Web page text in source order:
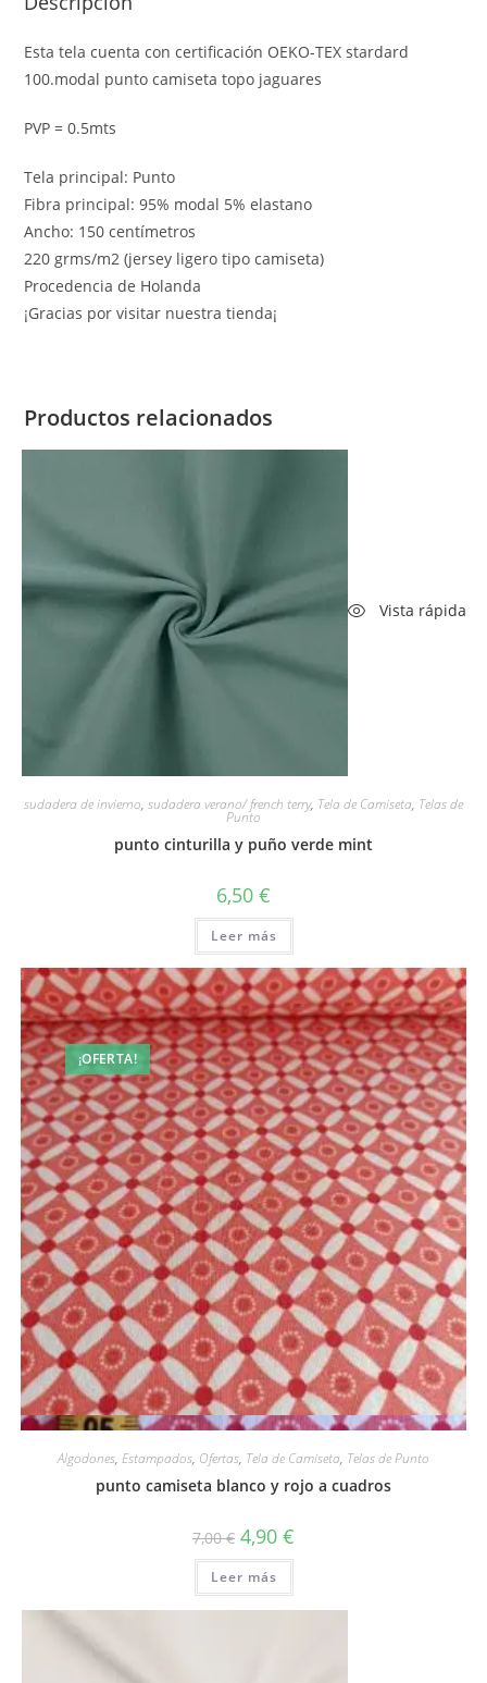
Esta tela cuenta con certificación OEKO-TEX stardard
100.modal punto camiseta topo jaguares
PVP = 0.5mts
Tela principal: Punto
Fibra principal: 95% modal 5% elastano
Ancho: 150 centímetros
220 grms/m2 (jersey ligero tipo camiseta)
Procedencia de Holanda
¡Gracias por visitar nuestra tienda¡
Productos relacionados
Vista rápida
sudadera de invierno, sudadera verano/ french terry, Tela de Camiseta, Telas de
Punto
punto cinturilla y puño verde mint
6,50 €
Leer más
¡OFERTA!
Vista rápida
Algodones, Estampados, Ofertas, Tela de Camiseta, Telas de Punto
punto camiseta blanco y rojo a cuadros
7,00€ El
precio
original
era:
7,00 €.
4,90 €
Leer más